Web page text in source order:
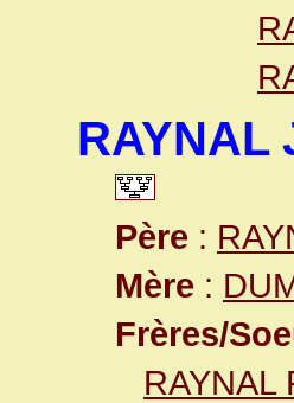
RAYNAL
Père :
Mère :
Frères/
RAYNAL